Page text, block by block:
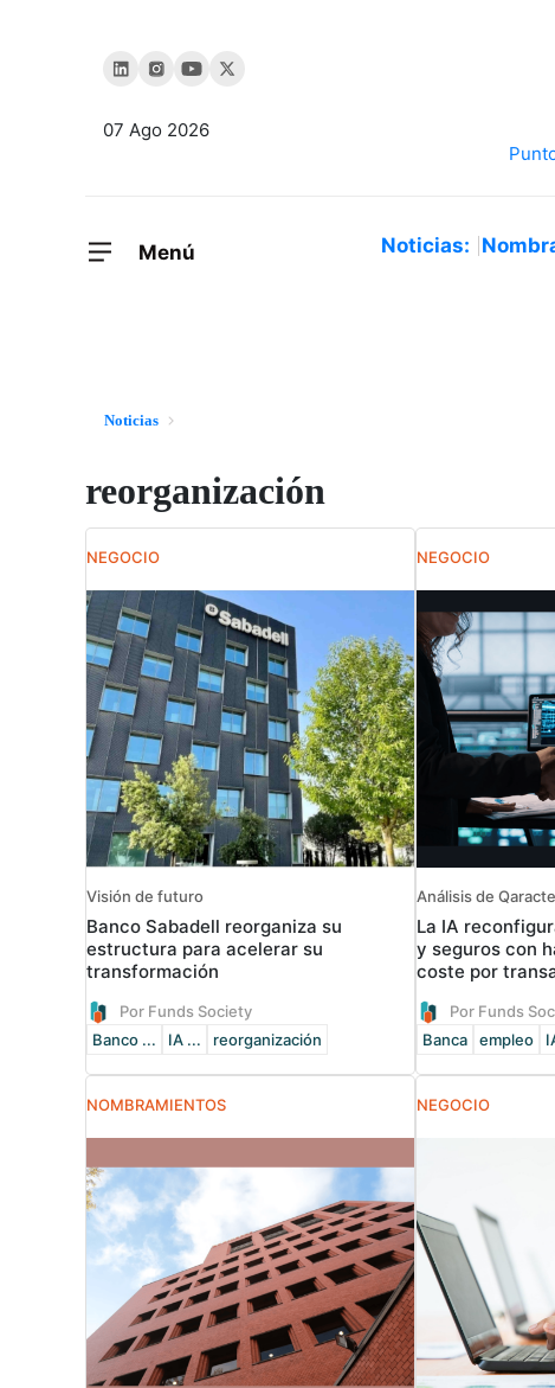
07 Ago 2026
Menú Noticias:
Noticias
reorganización
NEGOCIO
Visión de futuro
Banco Sabadell reorganiza su
estructura para acelerar su
transformación
Por Funds Society
Banco ...
IA ... reorganización
NEGOCIO
Análisis de
La IA
y seguros con
coste por
Por Funds
Banca
empleo
NOMBRAMIENTOS NEGOCIO